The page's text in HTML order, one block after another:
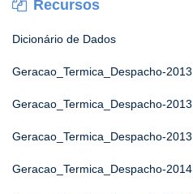
Recursos
Dicionário de Dados
Geracao_Termica_Despacho-2013
Geracao_Termica_Despacho-2013
Geracao_Termica_Despacho-2013
Geracao_Termica_Despacho-2014